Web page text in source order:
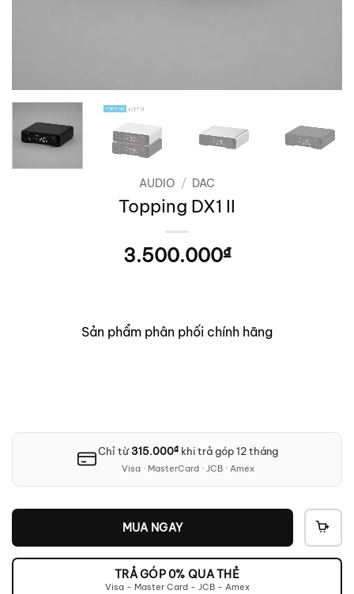
AUDIO / DAC
Topping DX1 II
3.500.000₫
Sản phẩm phân phối chính hãng
Chỉ từ 315.000₫ khi trả góp 12 tháng
Visa · MasterCard · JCB · Amex
MUA NGAY
TRẢ GÓP 0% QUA THẺ
Visa - Master Card - JCB - Amex